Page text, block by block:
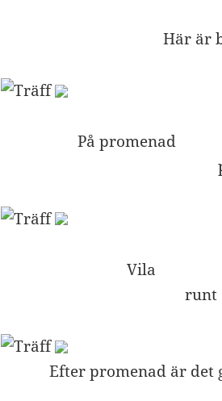
Här är
På
Vila Hur
runt
Efter promenad är det